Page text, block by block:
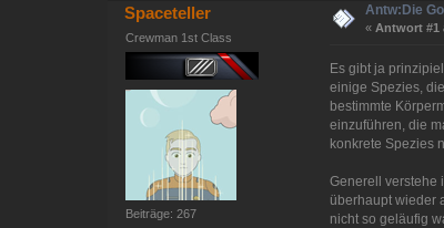
Spaceteller
Crewman 1st Class
Beiträge: 267
Antw:Die
« Antwort #1
Es gibt ja
einige Spezies,
bestimmte
einzuführen, die
konkrete Spezies
Generell verstehe
überhaupt wieder
nicht so geläufig